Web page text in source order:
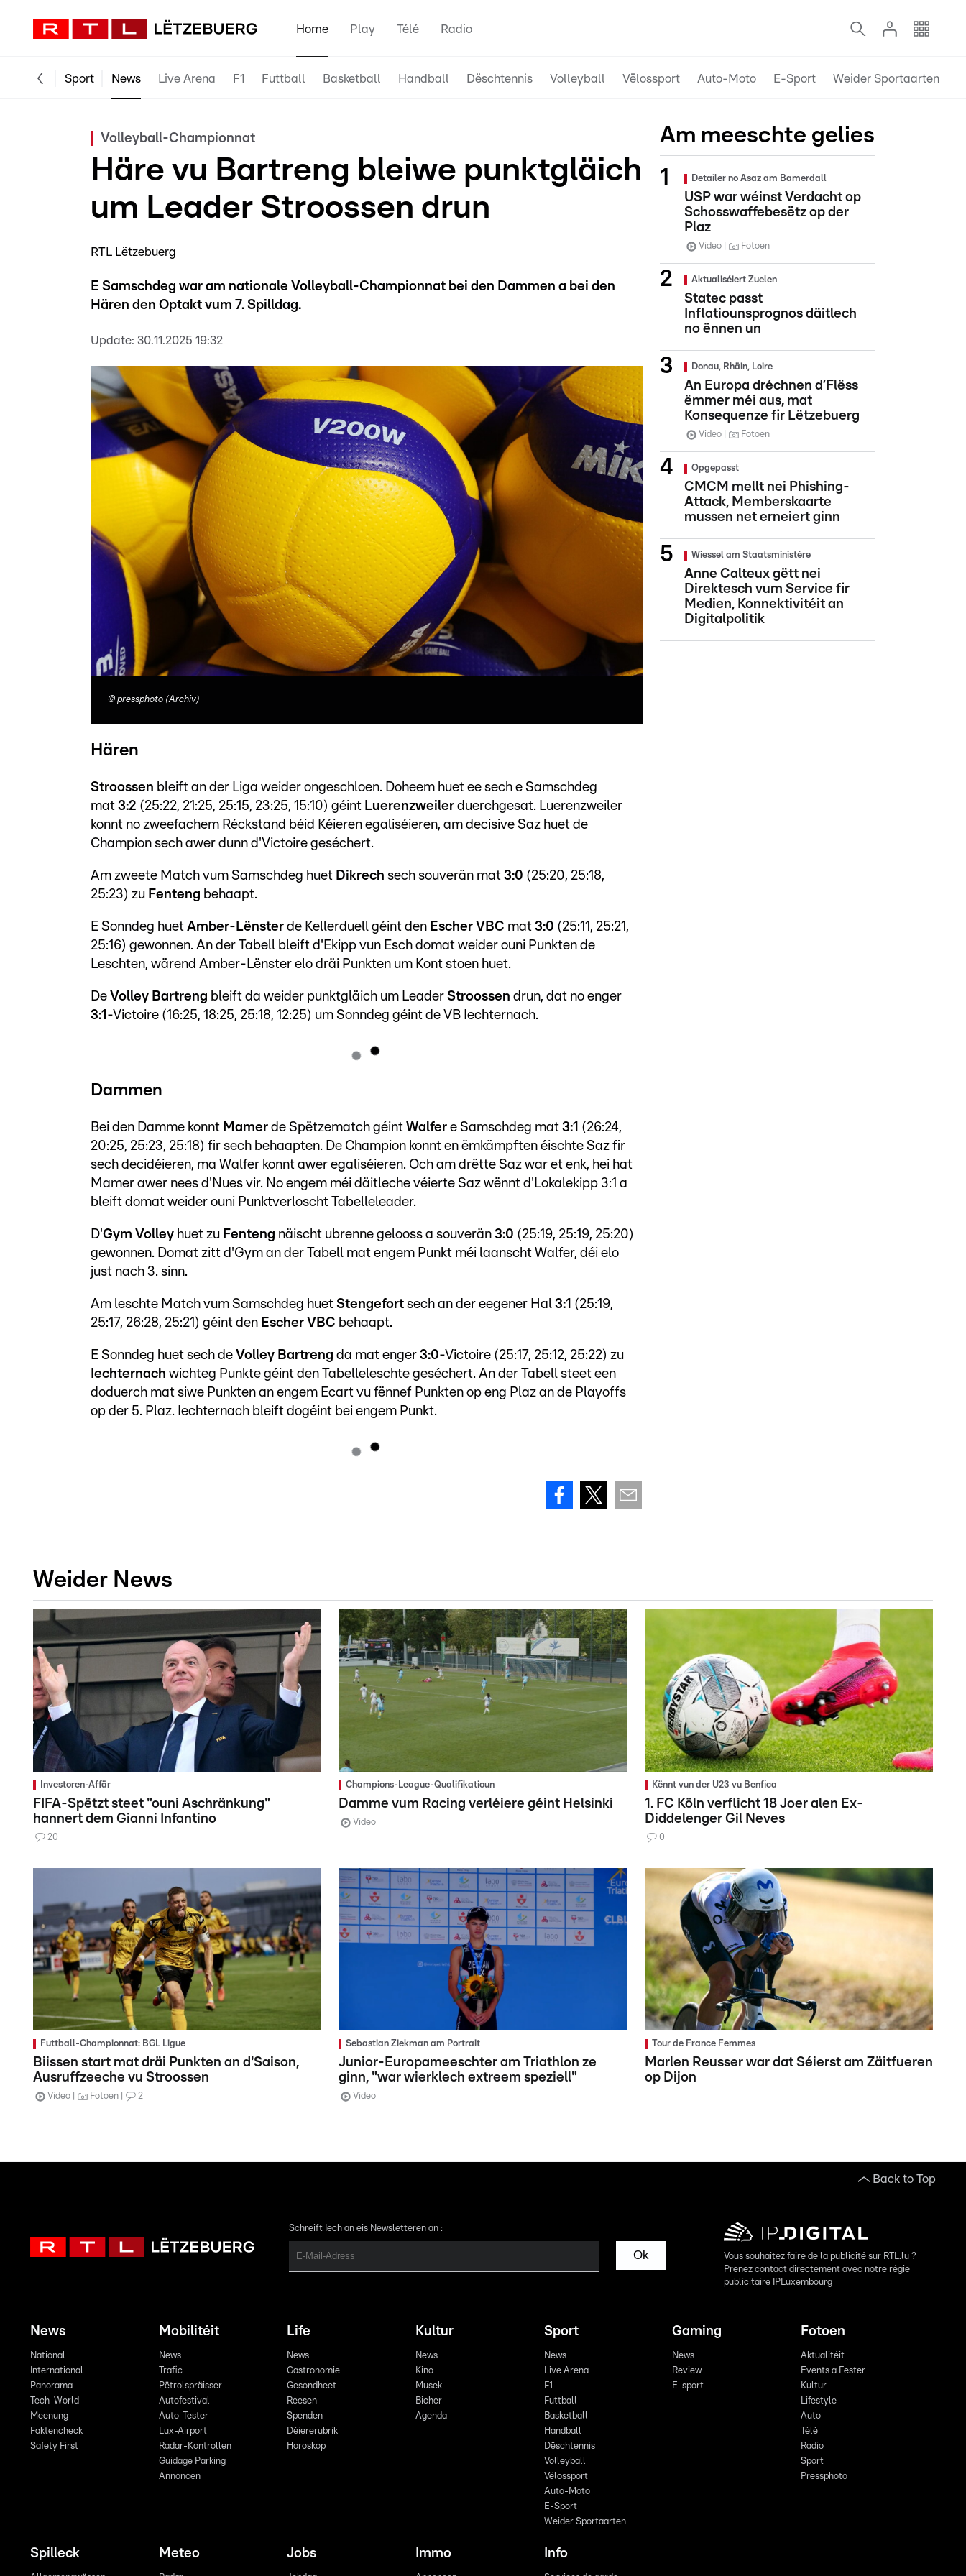
Home Play Télé Radio
Sport News Live Arena F1 Futtball Basketball Handball Dëschtennis Volleyball Vëlossport Auto-Moto E-Sport Weider Sportaarten
Volleyball-Championnat
Häre vu Bartreng bleiwe punktgläich
um Leader Stroossen drun
RTL Lëtzebuerg
E Samschdeg war am nationale Volleyball-Championnat bei den Dammen a bei den
Hären den Optakt vum 7. Spilldag.
Update: 30.11.2025 19:32
© pressphoto (Archiv)
Hären
Stroossen bleift an der Liga weider ongeschloen. Doheem huet ee sech e Samschdeg
mat 3:2 (25:22, 21:25, 25:15, 23:25, 15:10) géint Luerenzweiler duerchgesat. Luerenzweiler
konnt no zweefachem Réckstand béid Kéieren egaliséieren, am decisive Saz huet de
Champion sech awer dunn d'Victoire geséchert.
Am zweete Match vum Samschdeg huet Dikrech sech souverän mat 3:0 (25:20, 25:18,
25:23) zu Fenteng behaapt.
E Sonndeg huet Amber-Lënster de Kellerduell géint den Escher VBC mat 3:0 (25:11, 25:21,
25:16) gewonnen. An der Tabell bleift d'Ekipp vun Esch domat weider ouni Punkten de
Leschten, wärend Amber-Lënster elo dräi Punkten um Kont stoen huet.
De Volley Bartreng bleift da weider punktgläich um Leader Stroossen drun, dat no enger
3:1 -Victoire (16:25, 18:25, 25:18, 12:25) um Sonndeg géint de VB Iechternach.
Dammen
Bei den Damme konnt Mamer de Spëtzematch géint Walfer e Samschdeg mat 3:1 (26:24,
20:25, 25:23, 25:18) fir sech behaapten. De Champion konnt en ëmkämpften éischte Saz fir
sech decidéieren, ma Walfer konnt awer egaliséieren. Och am drëtte Saz war et enk, hei hat
Mamer awer nees d'Nues vir. No engem méi däitleche véierte Saz wënnt d'Lokalekipp 3:1 a
bleift domat weider ouni Punktverloscht Tabelleleader.
D'Gym Volley huet zu Fenteng näischt ubrenne gelooss a souverän 3:0 (25:19, 25:19, 25:20)
gewonnen. Domat zitt d'Gym an der Tabell mat engem Punkt méi laanscht Walfer, déi elo
just nach 3. sinn.
Am leschte Match vum Samschdeg huet Stengefort sech an der eegener Hal 3:1 (25:19,
25:17, 26:28, 25:21) géint den Escher VBC behaapt.
E Sonndeg huet sech de Volley Bartreng da mat enger 3:0-Victoire (25:17, 25:12, 25:22) zu
Iechternach wichteg Punkte géint den Tabelleleschte geséchert. An der Tabell steet een
doduerch mat siwe Punkten an engem Ecart vu fënnef Punkten op eng Plaz an de Playoffs
op der 5. Plaz. Iechternach bleift dogéint bei engem Punkt.
Am meeschte gelies
Detailer no Asaz am Bamerdall
USP war wéinst Verdacht op
Schosswaffebesëtz op der
Plaz
Video Fotoen
Aktualiséiert Zuelen
Statec passt
Inflatiounsprognos däitlech
no ënnen un
Donau, Rhäin, Loire
An Europa dréchnen d’Flëss
ëmmer méi aus, mat
Konsequenze fir Lëtzebuerg
Video Fotoen
Opgepasst
CMCM mellt nei Phishing-
Attack, Memberskaarte
mussen net erneiert ginn
Wiessel am Staatsministère
Anne Calteux gëtt nei
Direktesch vum Service fir
Medien, Konnektivitéit an
Digitalpolitik
Weider News
Investoren-Affär
FIFA-Spëtzt steet "ouni Aschränkung"
hannert dem Gianni Infantino
20
Champions-League-Qualifikatioun
Damme vum Racing verléiere géint Helsinki
Video
Kënnt vun der U23 vu Benfica
1. FC Köln verflicht 18 Joer alen Ex-
Diddelenger Gil Neves
0
Futtball-Championnat: BGL Ligue
Biissen start mat dräi Punkten an d'Saison,
Ausruffzeeche vu Stroossen
Video Fotoen 2
Sebastian Ziekman am Portrait
Junior-Europameeschter am Triathlon ze
ginn, "war wierklech extreem speziell"
Video
Tour de France Femmes
Marlen Reusser war dat Séierst am Zäitfueren
op Dijon
Back to Top
Schreift Iech an eis Newsletteren an :
Ok
Vous souhaitez faire de la publicité sur RTL.lu ?
Prenez contact directement avec notre régie
publicitaire IPLuxembourg
News
National
International
Panorama
Tech-World
Meenung
Faktencheck
Safety First
Mobilitéit
News
Trafic
Pëtrolspräisser
Autofestival
Auto-Tester
Lux-Airport
Radar-Kontrollen
Guidage Parking
Annoncen
Life
News
Gastronomie
Gesondheet
Reesen
Spenden
Déiererubrik
Horoskop
Kultur
News
Kino
Musek
Bicher
Agenda
Sport
News
Live Arena
F1
Futtball
Basketball
Handball
Dëschtennis
Volleyball
Vëlossport
Auto-Moto
E-Sport
Weider Sportaarten
Gaming
News
Review
E-sport
Fotoen
Aktualitéit
Events a Fester
Kultur
Lifestyle
Auto
Télé
Radio
Sport
Pressphoto
Spilleck Meteo Jobs Immo Info